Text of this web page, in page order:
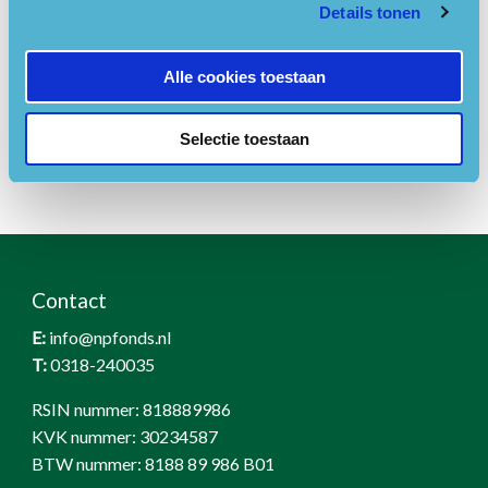
Details tonen
Alle cookies toestaan
Selectie toestaan
Contact
E:info@npfonds.nl
T:0318-240035
RSIN nummer: 818889986
KVK nummer: 30234587
BTW nummer: 8188 89 986 B01